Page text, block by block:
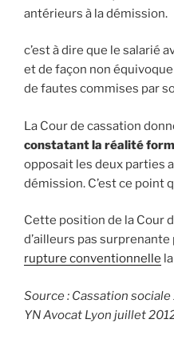
antérieurs à la démission.
c’est à dire que le salarié
et de façon non
de fautes commises par
La Cour de cassation
constatant la réalité
opposait les deux parties
démission. C’est ce point
Cette position de la Cour
d’ailleurs pas surprenante
rupture conventionnelle
Source : Cassation
YN Avocat Lyon juillet